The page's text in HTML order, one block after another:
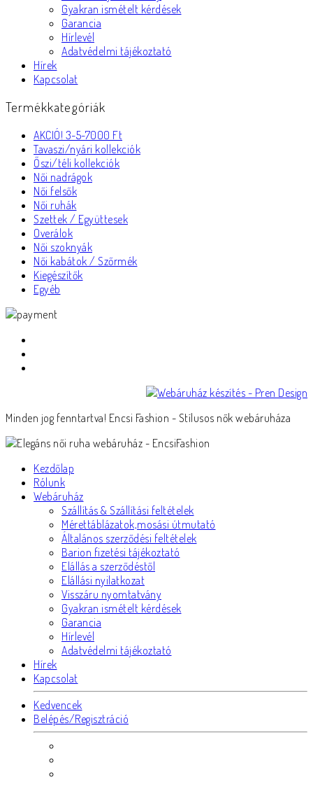
Gyakran ismételt kérdések
Garancia
Hírlevél
Adatvédelmi tájékoztató
Hírek
Kapcsolat
Termékkategóriák
AKCIÓ! 3-5-7000 Ft
Tavaszi/nyári kollekciók
Őszi/téli kollekciók
Női nadrágok
Női felsők
Női ruhák
Szettek / Együttesek
Overálok
Női szoknyák
Női kabátok / Szőrmék
Kiegészítők
Egyéb
Minden jog fenntartva! Encsi Fashion - Stílusos nők webáruháza
Kezdőlap
Rólunk
Webáruház
Szállítás & Szállítási feltételek
Mérettáblázatok,mosási útmutató
Általános szerződési feltételek
Barion fizetési tájékoztató
Elállás a szerződéstől
Elállási nyilatkozat
Visszáru nyomtatvány
Gyakran ismételt kérdések
Garancia
Hírlevél
Adatvédelmi tájékoztató
Hírek
Kapcsolat
Kedvencek
Belépés/Regisztráció